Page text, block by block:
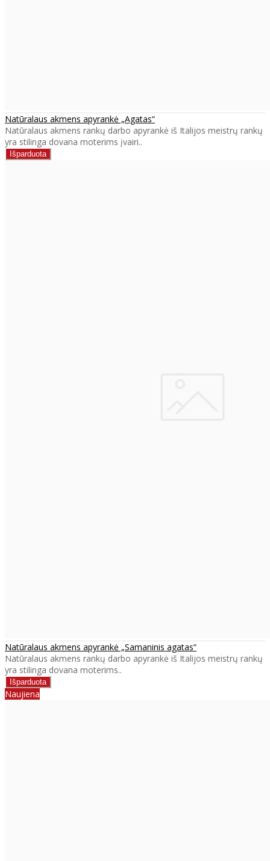
Natūralaus akmens apyrankė „Agatas“
Natūralaus akmens rankų darbo apyrankė iš Italijos meistrų rankų
yra stilinga dovana moterims įvairi..
Natūralaus akmens apyrankė „Samaninis agatas“
Natūralaus akmens rankų darbo apyrankė iš Italijos meistrų rankų
yra stilinga dovana moterims..
Naujiena